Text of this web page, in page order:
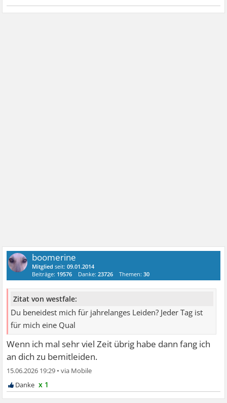
boomerine
Mitglied seit:09.01.2014
Beiträge: 19576 Danke:23726 Themen:30
Zitat von westfale:
Du beneidest mich für jahrelanges Leiden? Jeder Tag ist
für mich eine Qual
Wenn ich mal sehr viel Zeit übrig habe dann fang ich
an dich zu bemitleiden.
15.06.2026 19:29 •
x 1